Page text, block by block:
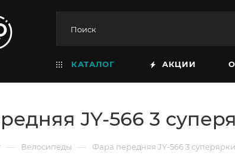
КАТАЛОГ АКЦИИ
JY-566 3
— Велосипеды — Фара передняя JY-566 3